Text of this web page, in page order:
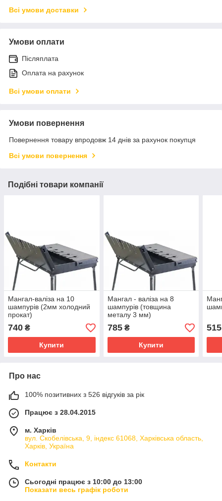
Всі умови доставки
Умови оплати
Післяплата
Оплата на рахунок
Всі умови оплати
Умови повернення
Повернення товару впродовж 14 днів за рахунок покупця
Всі умови повернення
Подібні товари компанії
Мангал-валіза на 10
шампурів (2мм холодний
прокат)
740 ₴
Купити
Мангал - валіза на 8
шампурів (товщина
металу 3 мм)
785₴
Купити
515
Про нас
100% позитивних з 526 відгуків за рік
Працює з 28.04.2015
м. Харків
вул. Скобелівська, 9, індекс 61068, Харківська область,
Харків, Україна
Контакти
Сьогодні працює з 10:00 до 13:00
Показати весь графік роботи